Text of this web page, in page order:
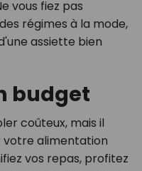
vous fiez pas
régimes à la mode,
assiette bien
budget
coûteux, mais il
votre alimentation
vos repas, profitez